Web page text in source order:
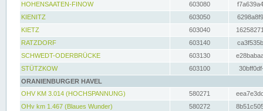
HOHENSAATEN-FINOW
603080
KIENITZ
603050
KIETZ
603040
RATZDORF
603140
SCHWEDT-ODERBRÜCKE
603130
STÜTZKOW
603100
ORANIENBURGER HAVEL
OHV KM 3.014 (HOCHSPANNUNG)
580271
OHv km 1.467 (Blaues Wunder)
580272